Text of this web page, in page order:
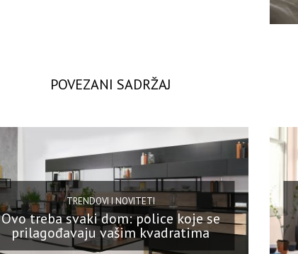
POVEZANI SADRŽAJ
TRENDOVI I NOVITETI
Ovo treba svaki dom: police koje se
prilagođavaju vašim kvadratima